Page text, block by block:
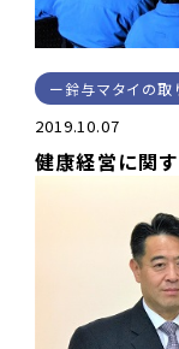
鈴与マタイの取
2019.10.07
健康経営に関